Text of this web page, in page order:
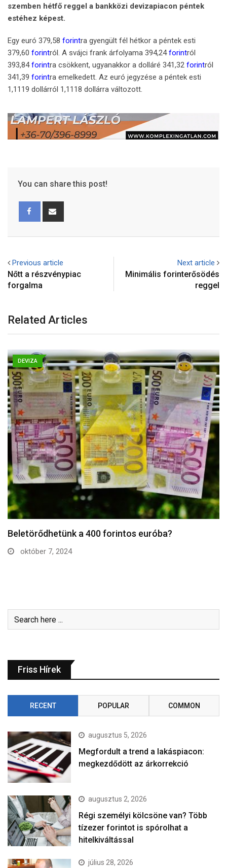
szemben hétfő reggel a bankközi devizapiacon péntek
estéhez képest.
Egy euró 379,58 forintra gyengült fél hétkor a péntek esti
379,60 forintról. A svájci frank árfolyama 394,24forintról
393,84forintra csökkent, ugyanakkor a dolláré 341,32 forintról
341,39 forintra emelkedett. Az euró jegyzése a péntek esti
1,1119 dollárról 1,1118 dollárra változott.
You can share this post!
Previous article
Nőtt a részvénypiac
forgalma
Next article
Minimális forinterősödés
reggel
Related Articles
DEVIZA
Erősödhet a forint a következő hetekben – van…
április 15, 2024
Friss Hírek
RECENT POPULAR COMMON
augusztus 5, 2026
Megfordult a trend a lakáspiacon:
megkezdődött az árkorrekció
augusztus 2, 2026
Régi személyi kölcsöne van? Több
tízezer forintot is spórolhat a
hitelkiváltással
július 28, 2026